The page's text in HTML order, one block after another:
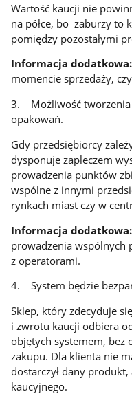
Wartość kaucji nie
na półce, bo zaburzy to
pomiędzy pozostałymi
Informacja dodatkowa:
momencie sprzedaży,
3. Możliwość tworzenia
opakowań.
Gdy przedsiębiorcy
dysponuje zapleczem
prowadzenia punktów
wspólne z innymi
rynkach miast czy w
Informacja dodatkowa:
prowadzenia
z operatorami.
4. System będzie
Sklep, który zdecyduje
i zwrotu kaucji odbiera
objętych systemem, bez
zakupu. Dla klienta nie
dostarczył dany
kaucyjnego.